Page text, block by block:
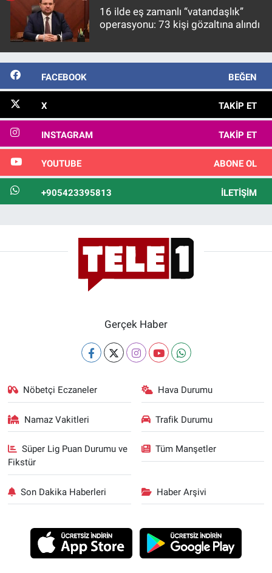
16 ilde eş zamanlı “vatandaşlık”
operasyonu: 73 kişi gözaltına alındı
FACEBOOK BEĞEN
X TAKIP ET
INSTAGRAM TAKIP ET
YOUTUBE ABONE OL
+905423395813 İLETIŞIM
Gerçek Haber
Nöbetçi Eczaneler Hava Durumu
Namaz Vakitleri Trafik Durumu
Süper Lig Puan Durumu ve
Fikstür
Tüm Manşetler
Son Dakika Haberleri Haber Arşivi